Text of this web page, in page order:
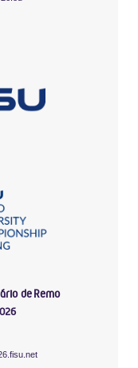
de Remo